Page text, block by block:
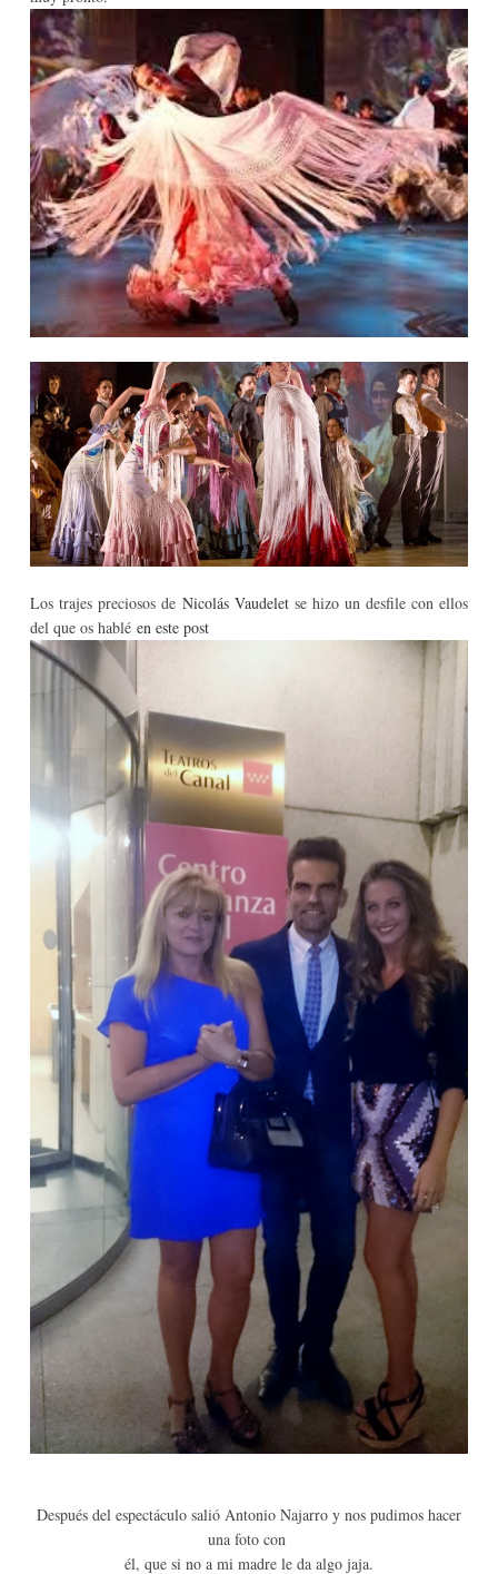
Los trajes preciosos de Nicolás Vaudeletse hizo un desfile con ellos
del que os hablé en este post
Después del espectáculo salió Antonio Najarro y nos pudimos hacer
una foto con
él, que si no a mi madre le da algo jaja.